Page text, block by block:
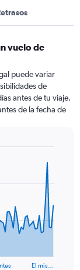
vuelo de
puede variar
de
antes de tu viaje.
de la fecha de
El mis…